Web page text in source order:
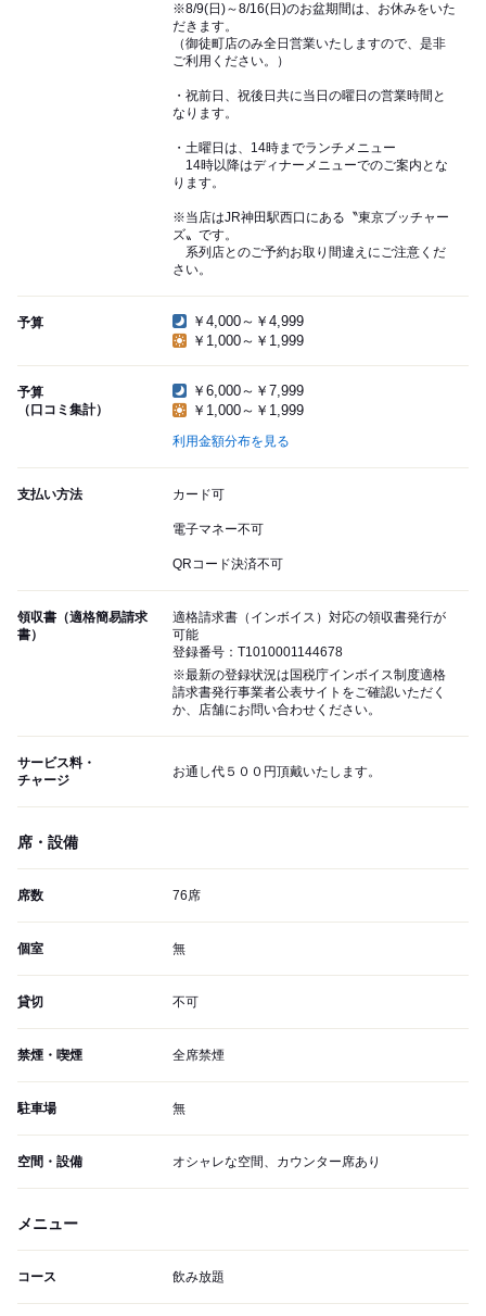
※8/9(日)～8/16(日)のお盆期間は、お休みをいた
だきます。
（御徒町店のみ全日営業いたしますので、是非
ご利用ください。）
・祝前日、祝後日共に当日の曜日の営業時間と
なります。
・土曜日は、14時までランチメニュー
14時以降はディナーメニューでのご案内とな
ります。
※当店はJR神田駅西口にある〝東京ブッチャー
ズ〟です。
系列店とのご予約お取り間違えにご注意くだ
さい。
予算
￥4,000～￥4,999
￥1,000～￥1,999
予算
（口コミ集計）
￥6,000～￥7,999
￥1,000～￥1,999
利用金額分布を見る
支払い方法 カード可
電子マネー不可
QRコード決済不可
領収書（適格簡易請求
書）
適格請求書（インボイス）対応の領収書発行が
可能
登録番号：T1010001144678
※最新の登録状況は国税庁インボイス制度適格
請求書発行事業者公表サイトをご確認いただく
か、店舗にお問い合わせください。
サービス料・
チャージ
お通し代５００円頂戴いたします。
席・設備
席数 76席
個室 無
貸切 不可
禁煙・喫煙 全席禁煙
駐車場 無
空間・設備 オシャレな空間、カウンター席あり
メニュー
コース 飲み放題